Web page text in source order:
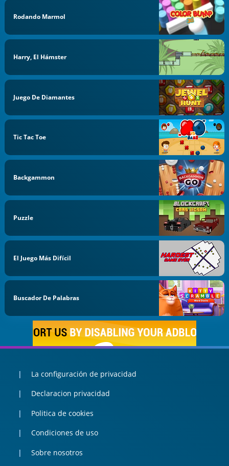
Rodando Marmol
Harry, El Hámster
Juego De Diamantes
Tic Tac Toe
Backgammon
Puzzle
El Juego Más Difícil
Buscador De Palabras
La configuración de privacidad
Declaracion privacidad
Politica de cookies
Condiciones de uso
Sobre nosotros